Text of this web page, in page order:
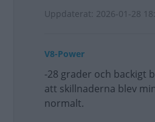
Uppdaterat: 2026-01-28
V8-Power
-28 grader och backigt
att skillnaderna blev
normalt.